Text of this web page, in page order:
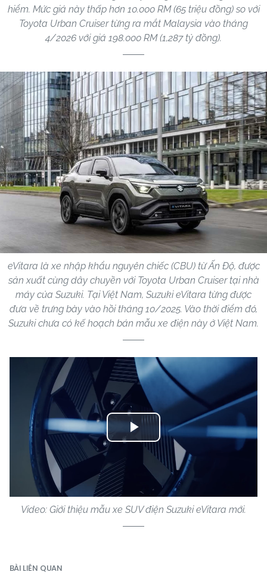
hiểm. Mức giá này thấp hơn 10.000 RM (65 triệu đồng) so với
Toyota Urban Cruiser từng ra mắt Malaysia vào tháng
4/2026 với giá 198.000 RM (1,287 tỷ đồng).
eVitara là xe nhập khẩu nguyên chiếc (CBU) từ Ấn Độ, được
sản xuất cùng dây chuyền với Toyota Urban Cruiser tại nhà
máy của Suzuki. Tại Việt Nam, Suzuki eVitara từng được
đưa về trưng bày vào hồi tháng 10/2025. Vào thời điểm đó,
Suzuki chưa có kế hoạch bán mẫu xe điện này ở Việt Nam.
Play
Video
Video: Giới thiệu mẫu xe SUV điện Suzuki eVitara mới.
BÀI LIÊN QUAN